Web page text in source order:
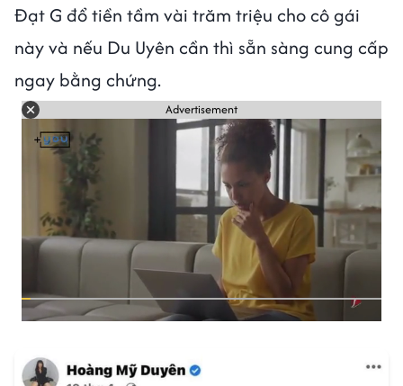
Đạt G đổ tiền tầm vài trăm triệu cho cô gái
này và nếu Du Uyên cần thì sẵn sàng cung cấp
ngay bằng chứng.
Advertisement